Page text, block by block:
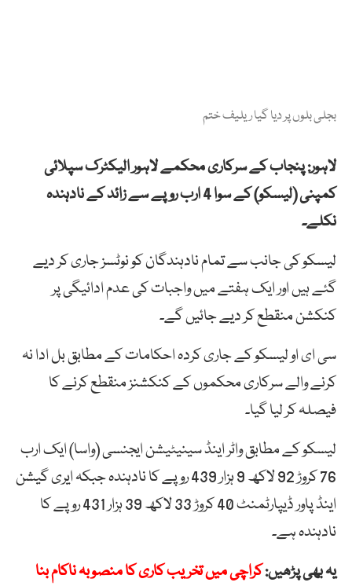
بجلی بلوں پر دیا گیا ریلیف ختم
لاہور: پنجاب کے سرکاری محکمے لاہور الیکٹرک سپلائی
کمپنی (لیسکو) کے سوا 4 ارب روپے سے زائد کے نادہندہ
نکلے۔
لیسکو کی جانب سے تمام نادہندگان کو نوٹسز جاری کر دیے
گئے ہیں اور ایک ہفتے میں واجبات کی عدم ادائیگی پر
کنکشن منقطع کر دیے جائیں گے۔
سی ای او لیسکو کے جاری کردہ احکامات کے مطابق بل ادا نہ
کرنے والے سرکاری محکموں کے کنکشنز منقطع کرنے کا
فیصلہ کر لیا گیا۔
لیسکو کے مطابق واٹر اینڈ سینیٹیشن ایجنسی (واسا) ایک ارب
76 کروڑ 92 لاکھ 9 ہزار 439 روپے کا نادہندہ جبکہ ایری گیشن
اینڈ پاور ڈیپارٹمنٹ 40 کروڑ 33 لاکھ 39 ہزار 431 روپے کا
نادہندہ ہے۔
یہ بھی پڑھیں:کراچی میں تخریب کاری کا منصوبہ ناکام بنا